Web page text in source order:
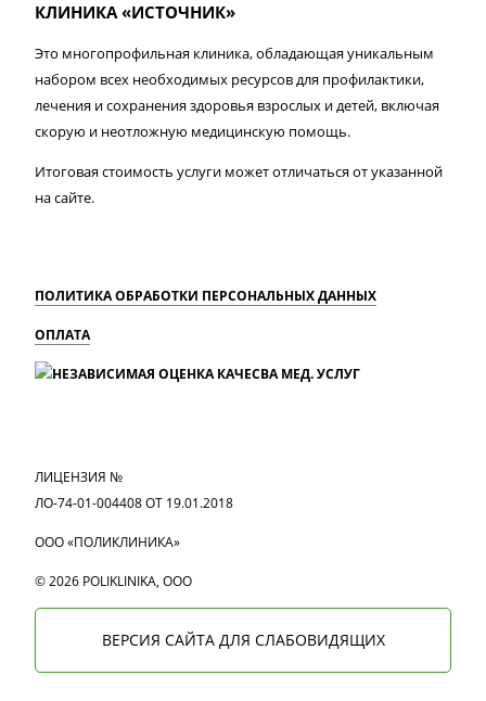
КЛИНИКА «ИСТОЧНИК»
Это многопрофильная клиника, обладающая уникальным
набором всех необходимых ресурсов для профилактики,
лечения и сохранения здоровья взрослых и детей, включая
скорую и неотложную медицинскую помощь.
Итоговая стоимость услуги может отличаться от указанной
на сайте.
ПОЛИТИКА ОБРАБОТКИ ПЕРСОНАЛЬНЫХ ДАННЫХ
ОПЛАТА
ЛИЦЕНЗИЯ №
ЛО-74-01-004408 ОТ 19.01.2018
ООО «ПОЛИКЛИНИКА»
© 2026 POLIKLINIKA, OOO
ВЕРСИЯ САЙТА ДЛЯ СЛАБОВИДЯЩИХ